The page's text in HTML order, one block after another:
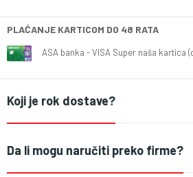
PLAĆANJE KARTICOM DO 48 RATA
ASA banka - VISA Super naša kartica
Koji je rok dostave?
Da li mogu naručiti preko firme?